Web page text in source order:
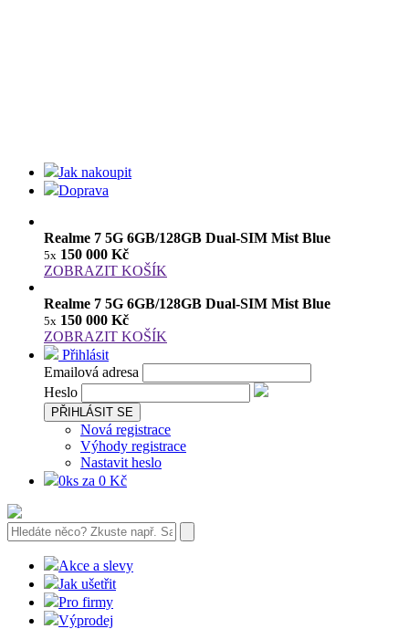
Jak nakoupit
Doprava
Realme 7 5G 6GB/128GB Dual-SIM Mist Blue
5x 150 000 Kč
ZOBRAZIT KOŠÍK
Realme 7 5G 6GB/128GB Dual-SIM Mist Blue
5x 150 000 Kč
ZOBRAZIT KOŠÍK
Přihlásit
Emailová adresa
Heslo
PŘIHLÁSIT SE
Nová registrace
Výhody registrace
Nastavit heslo
0ks za 0 Kč
Akce a slevy
Jak ušetřit
Pro firmy
Výprodej